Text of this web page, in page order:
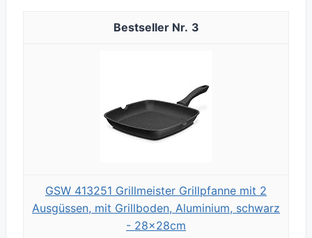
3
GSW 413251 Grillmeister Grillpfanne mit 2
Ausgüssen, mit Grillboden, Aluminium, schwarz
- 28x28cm